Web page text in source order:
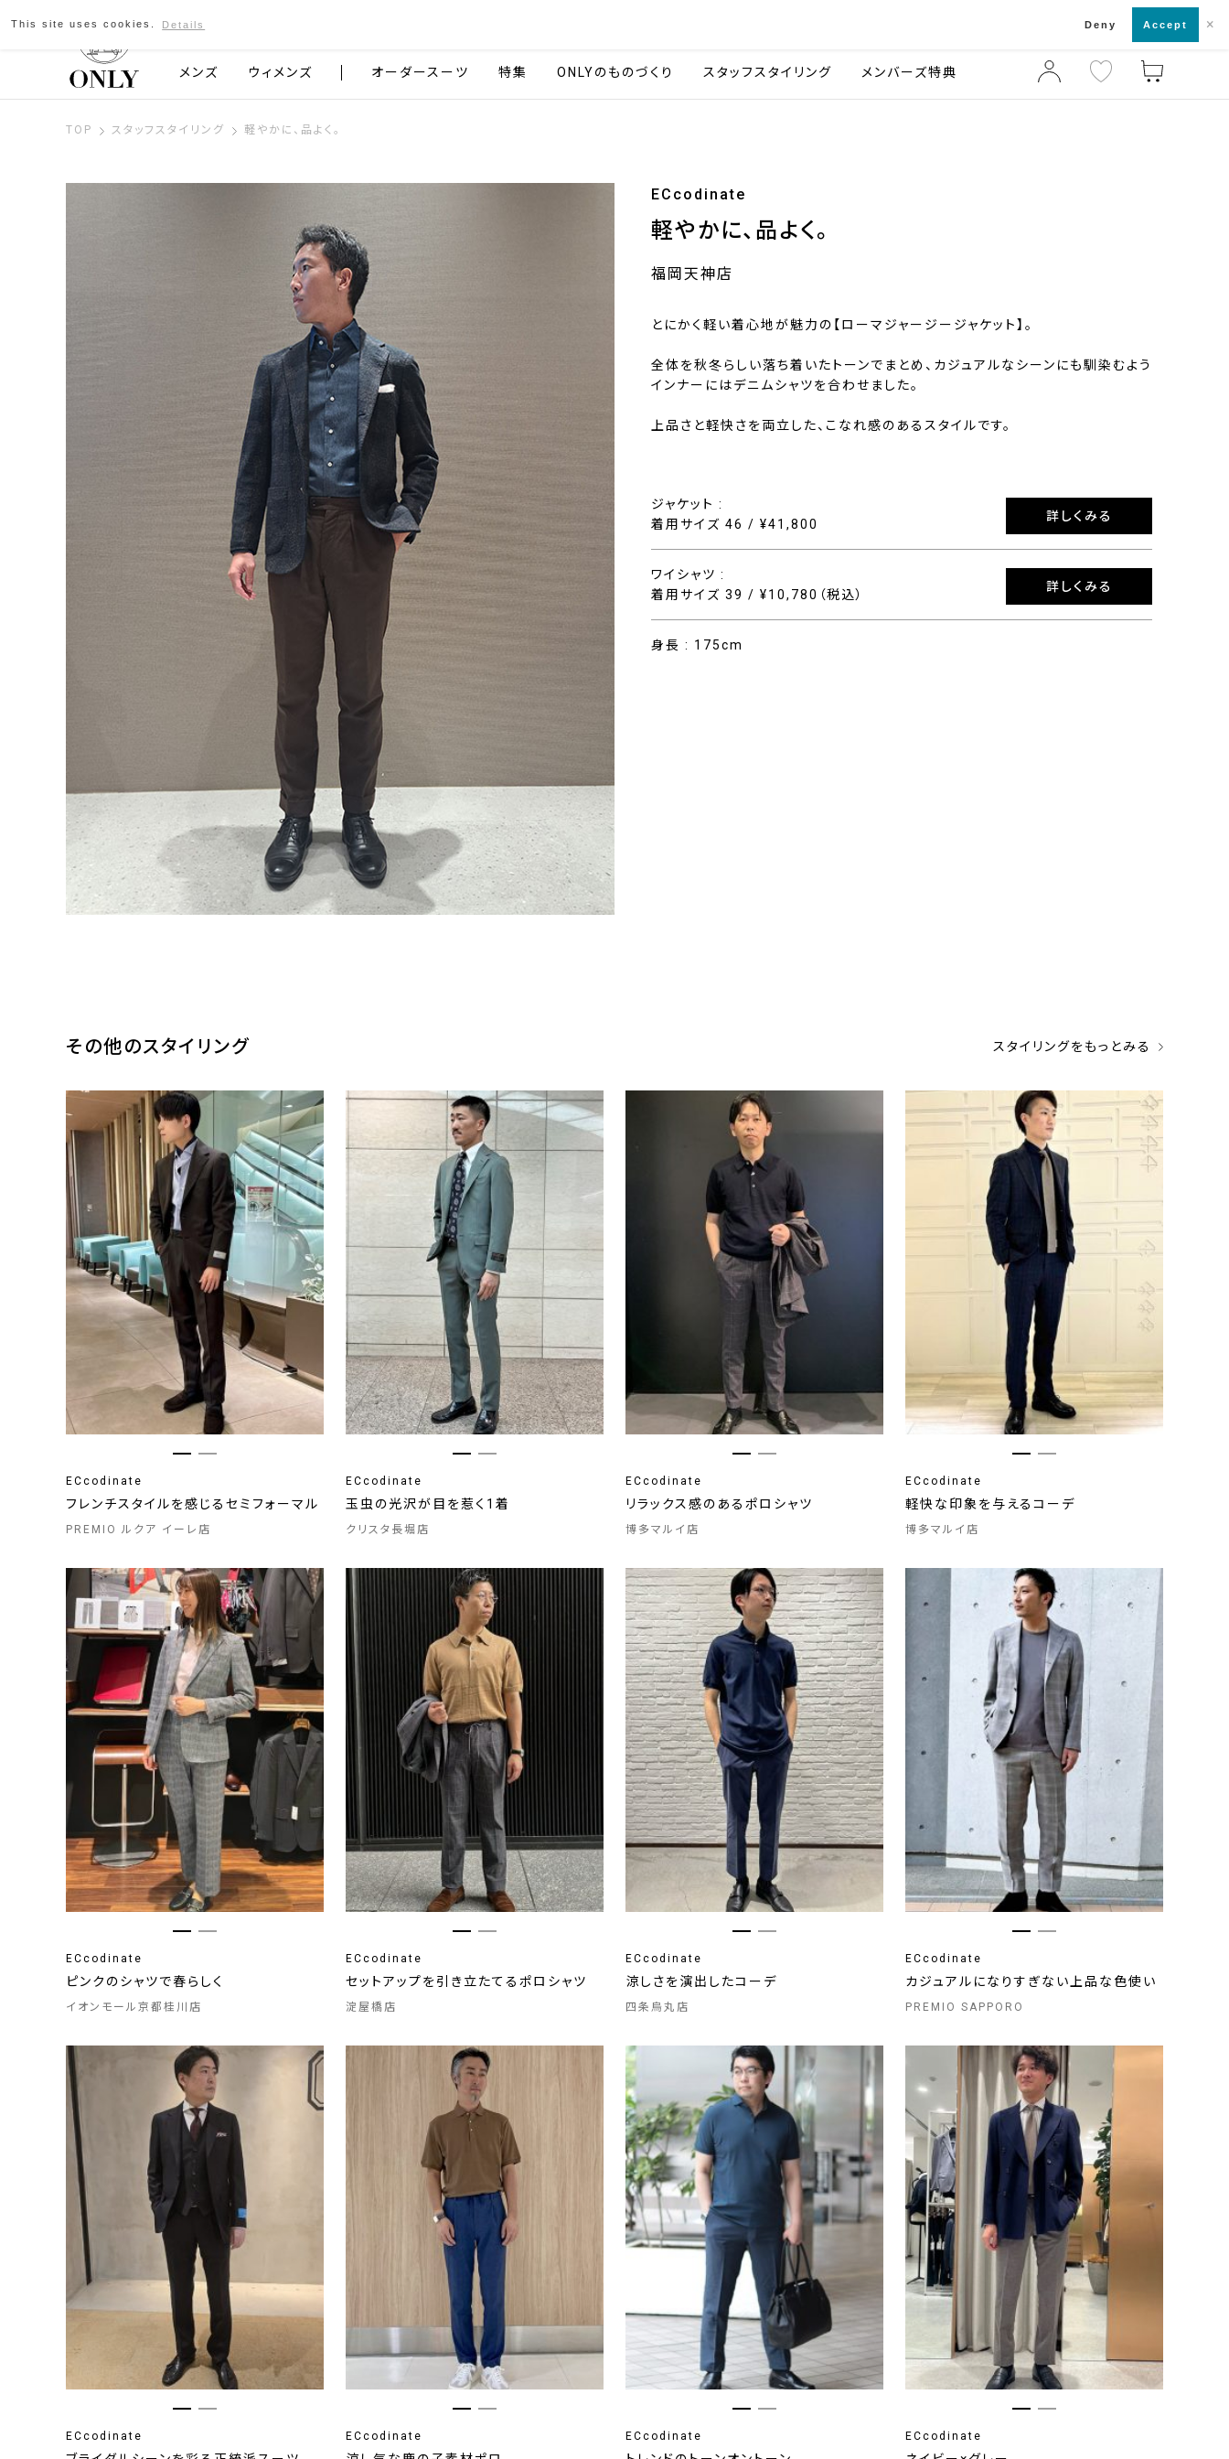
京都発のスーツブランド ONLY 店舗一覧・来店予約
メンズ ウィメンズ オーダースーツ 特集 ONLYのものづくり スタッフスタイリング メンバーズ特典
TOP スタッフスタイリング 軽やかに、品よく。
ECcodinate
軽やかに、品よく。
福岡天神店
とにかく軽い着心地が魅力の【ローマジャージージャケット】。
全体を秋冬らしい落ち着いたトーンでまとめ、カジュアルなシーンにも馴染むよう
インナーにはデニムシャツを合わせました。
上品さと軽快さを両立した、こなれ感のあるスタイルです。
ジャケット :
着用サイズ 46 / ¥41,800
詳しくみる
ワイシャツ :
着用サイズ 39 / ¥10,780（税込）
詳しくみる
身長 : 175cm
その他のスタイリング スタイリングをもっとみる
ECcodinate
フレンチスタイルを感じるセミフォーマル
PREMIO ルクア イーレ店
ECcodinate
玉虫の光沢が目を惹く1着
クリスタ長堀店
ECcodinate
リラックス感のあるポロシャツ
博多マルイ店
ECcodinate
軽快な印象を与えるコーデ
博多マルイ店
ECcodinate
ピンクのシャツで春らしく
イオンモール京都桂川店
ECcodinate
セットアップを引き立たてるポロシャツ
淀屋橋店
ECcodinate
涼しさを演出したコーデ
四条烏丸店
ECcodinate
カジュアルになりすぎない上品な色使い
PREMIO SAPPORO
ECcodinate ECcodinate ECcodinate ECcodinate
This site uses cookies. Details Deny Accept ×